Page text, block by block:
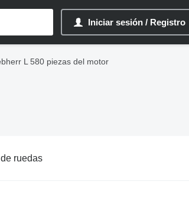
Iniciar sesión / Registro
L 580 piezas del motor
ruedas